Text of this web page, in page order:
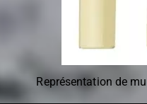
Représentation de